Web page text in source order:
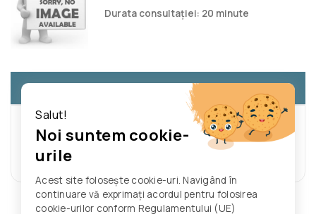
Durata consultației: 20 minute
03 august-08 august >
Nu s-a găsit nici un interval orar
liber pe această săptămână
Salut!
Noi suntem cookie-
urile
Acest site folosește cookie-uri. Navigând în
continuare vă exprimați acordul pentru folosirea
cookie-urilor conform Regulamentului (UE)